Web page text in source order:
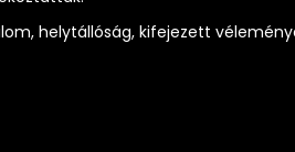
helytállóság, kifejezett